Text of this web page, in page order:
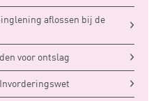
aflossen bij de
voor ontslag